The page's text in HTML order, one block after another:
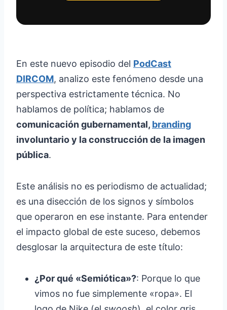
En este nuevo episodio del PodCast
DIRCOM, analizo este fenómeno desde una
perspectiva estrictamente técnica. No
hablamos de política; hablamos de
comunicación gubernamental, branding
involuntario y la construcción de la imagen
pública.
Este análisis no es periodismo de actualidad;
es una disección de los signos y símbolos
que operaron en ese instante. Para entender
el impacto global de este suceso, debemos
desglosar la arquitectura de este título:
¿Por qué «Semiótica»?: Porque lo que
vimos no fue simplemente «ropa». El